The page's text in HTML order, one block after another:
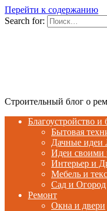
Перейти к содержанию
Search for:
Строительный блог о
Благоустройство и
Бытовая
Дачные идеи
Идеи своими
Интерьер и
Мебель и
Сад и Огород
Ремонт
Окна и двери